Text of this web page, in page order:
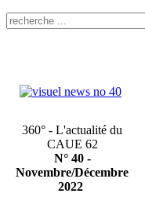
360° - L'actualité du
CAUE 62
N° 40 -
Novembre/Décembre
2022